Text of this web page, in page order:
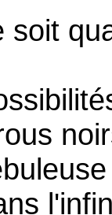
soit